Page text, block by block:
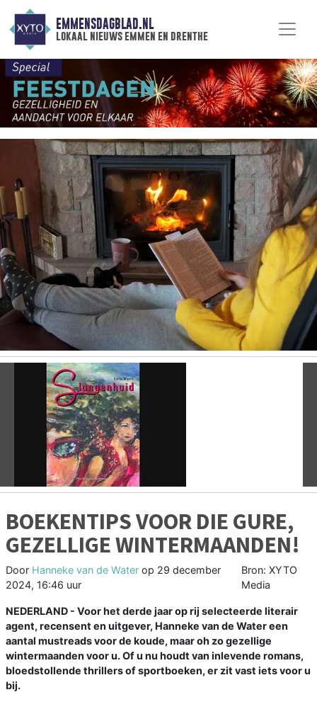
EMMENSDAGBLAD.NL
lokaal nieuws emmen en drenthe
BOEKENTIPS VOOR DIE GURE,
GEZELLIGE WINTERMAANDEN!
Door Hanneke van de Water op 29 december
2024, 16:46 uur
Bron: XYTO
Media
NEDERLAND - Voor het derde jaar op rij selecteerde literair
agent, recensent en uitgever, Hanneke van de Water een
aantal mustreads voor de koude, maar oh zo gezellige
wintermaanden voor u. Of u nu houdt van inlevende romans,
bloedstollende thrillers of sportboeken, er zit vast iets voor u
bij.